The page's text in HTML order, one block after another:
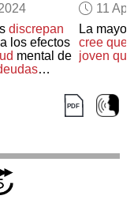
discrepan
los efectos
mental de
11
La
cree que
joven